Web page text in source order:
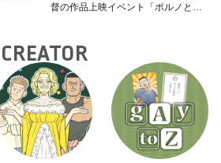
督の作品上映イベント「ポルノとは
CREATOR